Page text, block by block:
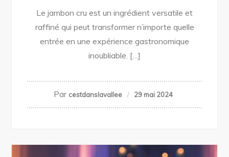
Le jambon cru est un ingrédient versatile et
raffiné qui peut transformer n’importe quelle
entrée en une expérience gastronomique
inoubliable. […]
Par cestdanslavallee 29 mai 2024